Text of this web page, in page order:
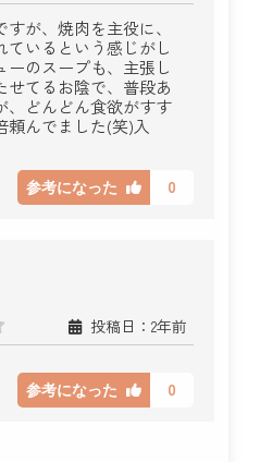
が、焼肉を主役に、
ているという感じがし
ーのスープも、主張し
せてるお陰で、普段あ
、どんどん食欲がすす
頼んでました(笑)入
参考になった 0
投稿日：2年前
参考になった 0